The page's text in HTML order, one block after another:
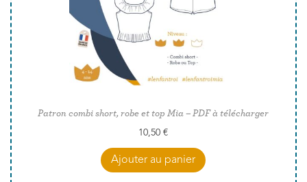
Patron combi short, robe et top Mia – PDF à télécharger
10,50€
Ajouter au panier